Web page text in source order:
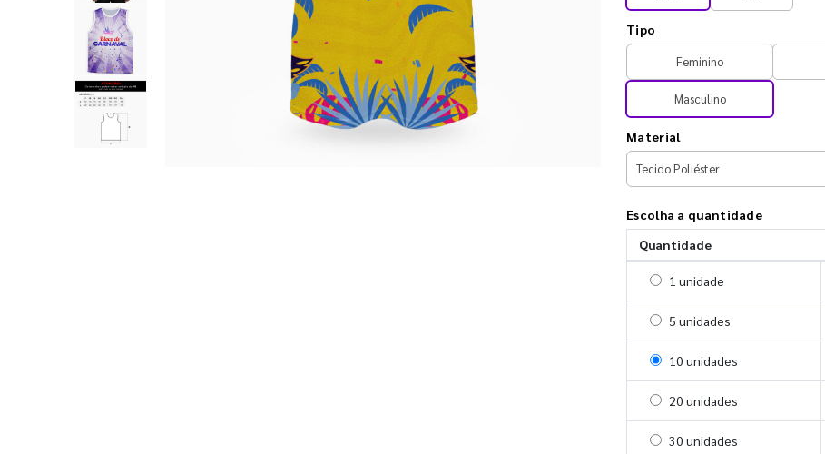
Tipo
Feminino
Masculino
Material
Escolha a quantidade
Quantidade
Selecionar 1 unidade
1 unidade
Selecionar 5 unidades
5 unidades
Selecionar 10 unidades
10 unidades
Selecionar 20 unidades
20 unidades
Selecionar 30 unidades
30 unidades